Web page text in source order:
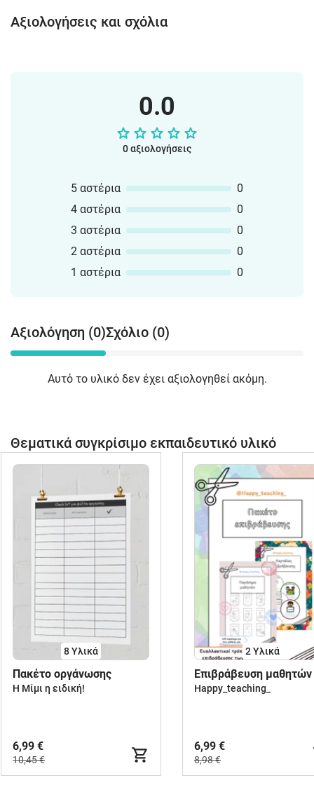
Αξιολογήσεις και σχόλια
0.0
0 αξιολογήσεις
5 αστέρια
0
4 αστέρια
0
3 αστέρια
0
2 αστέρια
0
1 αστέρια
0
Αξιολόγηση (0)Σχόλιο (0)
Αυτό το υλικό δεν έχει αξιολογηθεί ακόμη.
Θεματικά συγκρίσιμο εκπαιδευτικό υλικό
8 Υλικά
Πακέτο οργάνωσης
Η Μίμι η ειδική!
6,99 €
10,45 €
2 Υλικά
Επιβράβευση μαθητών
Happy_teaching_
6,99 €
8,98 €